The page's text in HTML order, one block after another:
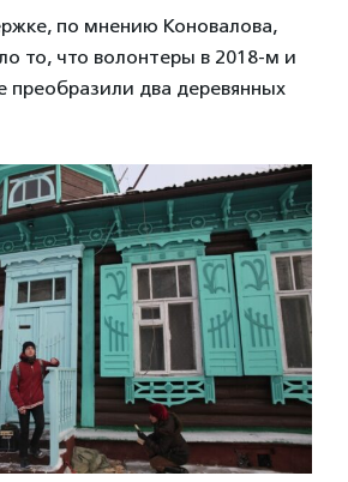
по мнению Коновалова,
то, что волонтеры в 2018-м и
преобразили два деревянных